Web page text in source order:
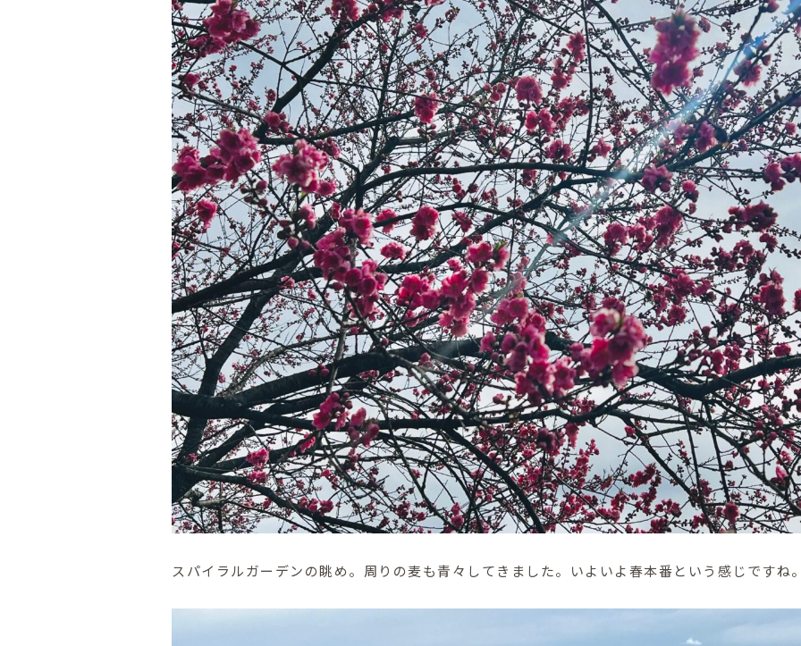
スパイラルガーデンの眺め。周りの麦も青々してきました。いよいよ春本番という感じですね